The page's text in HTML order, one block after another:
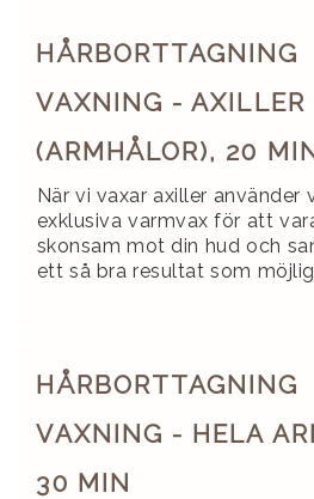
HÅRBORTTAGNING
VAXNING - AXILLER
(ARMHÅLOR), 20
När vi vaxar axiller använder
exklusiva varmvax för att
skonsam mot din hud och
ett så bra resultat som
HÅRBORTTAGNING
VAXNING - HELA
30 MIN